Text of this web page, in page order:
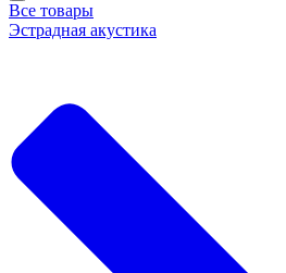
Все товары
Эстрадная акустика